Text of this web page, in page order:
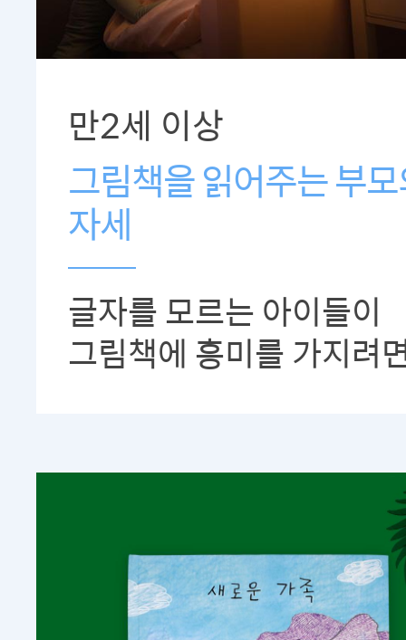
만2세 이상
그림책을 읽어주는 부
자세
글자를 모르는 아이들이
그림책에 흥미를 가지려